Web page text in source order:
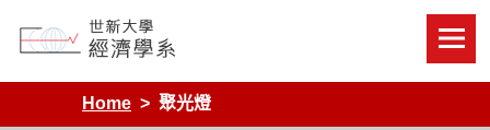
content
Department of Economics, Shih Hsin University
Home
聚光燈